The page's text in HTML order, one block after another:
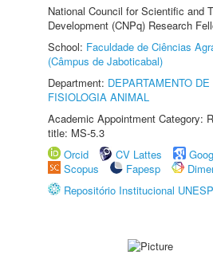
National Council for Scientific and
Development (CNPq) Research
School: Faculdade de Ciências
(Câmpus de Jaboticabal)
Department: DEPARTAMENTO
FISIOLOGIA ANIMAL
Academic Appointment Category:
title: MS-5.3
Orcid
CV Lattes
Scopus
Fapesp
Repositório Institucional UNESP